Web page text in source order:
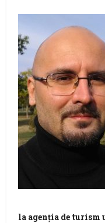
la agenţia de turism